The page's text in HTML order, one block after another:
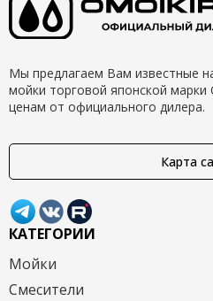
Мы предлагаем Вам известные
мойки торговой японской
ценам от официального дилера.
Карта
КАТЕГОРИИ
Мойки
Смесители